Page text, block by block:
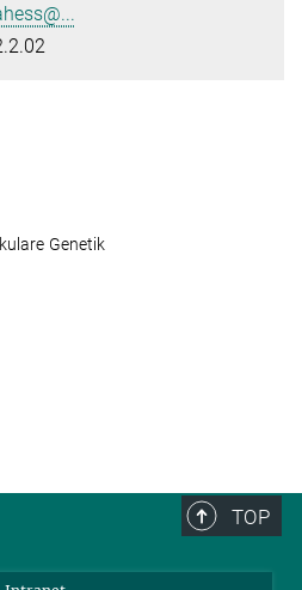
Genetik
TOP